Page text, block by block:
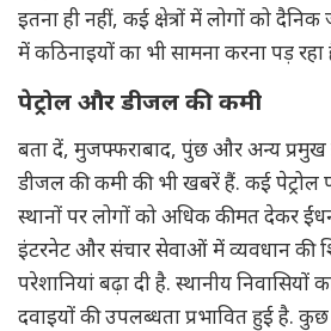
इतना ही नहीं, कई क्षेत्रों में लोगों को
में कठिनाइयों का भी सामना करना पड़ रहा
पेट्रोल और डीजल की कमी
बता दें, मुजफ्फराबाद, पुंछ और अन्य प्रमुख
डीजल की कमी की भी खबरें हैं. कई
स्थानों पर लोगों को अधिक कीमत देकर
इंटरनेट और संचार सेवाओं में व्यवधान की
परेशानियां बढ़ा दी है. स्थानीय
दवाइयों की उपलब्धता प्रभावित हुई है.